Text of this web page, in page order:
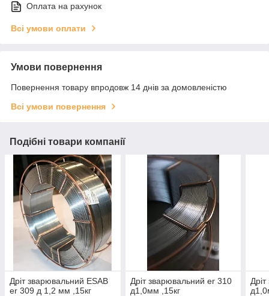
Оплата на рахунок
Всі умови оплати
Умови повернення
Повернення товару впродовж 14 днів за домовленістю
Всі умови повернення
Подібні товари компанії
Дріт зварювальний ESAB
er 309 д 1,2 мм ,15кг
Дріт зварювальний er 310
д1,0мм ,15кг